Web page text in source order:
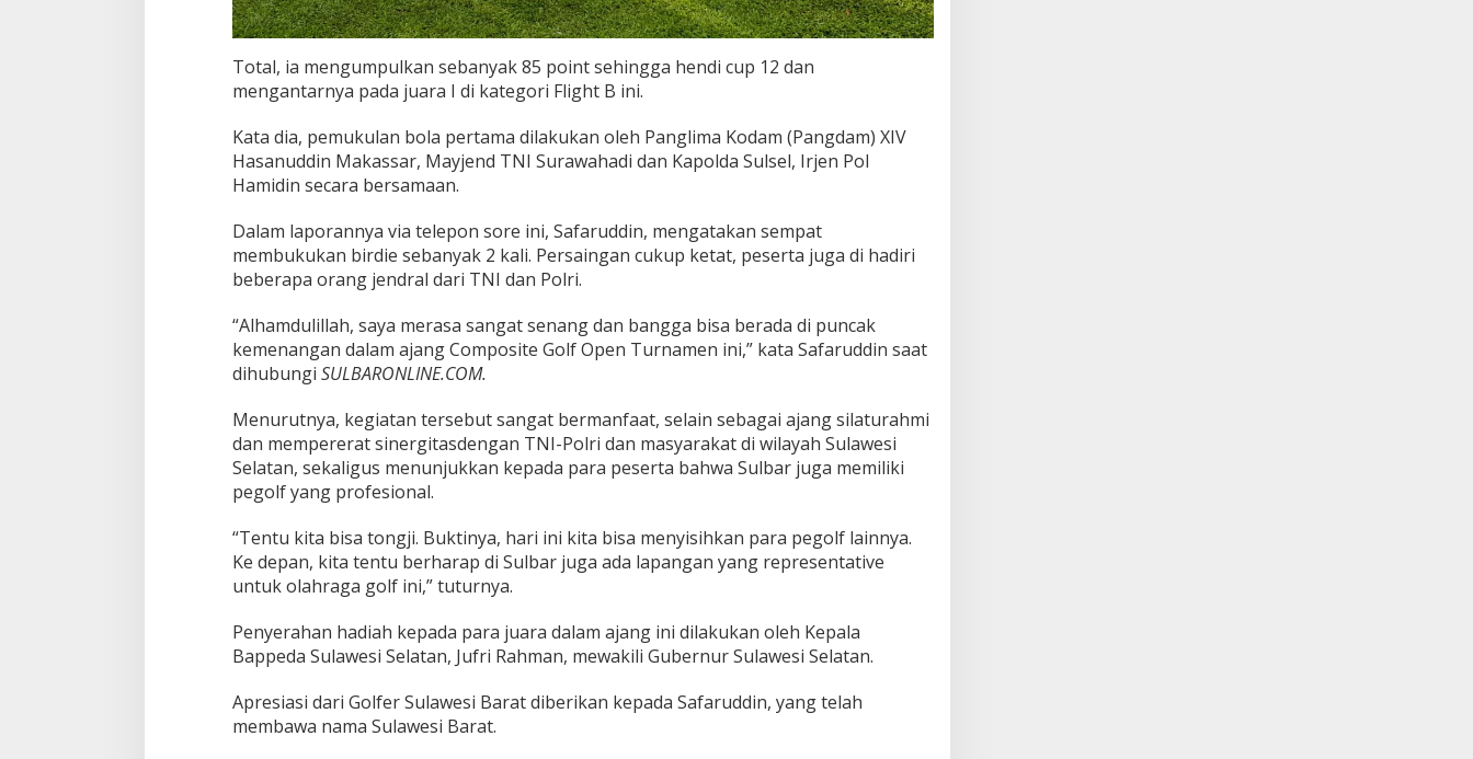
Total, ia mengumpulkan sebanyak 85 point sehingga hendi cup 12 dan
mengantarnya pada juara I di kategori Flight B ini.
Kata dia, pemukulan bola pertama dilakukan oleh Panglima Kodam (Pangdam) XIV
Hasanuddin Makassar, Mayjend TNI Surawahadi dan Kapolda Sulsel, Irjen Pol
Hamidin secara bersamaan.
Dalam laporannya via telepon sore ini, Safaruddin, mengatakan sempat
membukukan birdie sebanyak 2 kali. Persaingan cukup ketat, peserta juga di hadiri
beberapa orang jendral dari TNI dan Polri.
“Alhamdulillah, saya merasa sangat senang dan bangga bisa berada di puncak
kemenangan dalam ajang Composite Golf Open Turnamen ini,” kata Safaruddin saat
dihubungi SULBARONLINE.COM.
Menurutnya, kegiatan tersebut sangat bermanfaat, selain sebagai ajang silaturahmi
dan mempererat sinergitasdengan TNI-Polri dan masyarakat di wilayah Sulawesi
Selatan, sekaligus menunjukkan kepada para peserta bahwa Sulbar juga memiliki
pegolf yang profesional.
“Tentu kita bisa tongji. Buktinya, hari ini kita bisa menyisihkan para pegolf lainnya.
Ke depan, kita tentu berharap di Sulbar juga ada lapangan yang representative
untuk olahraga golf ini,” tuturnya.
Penyerahan hadiah kepada para juara dalam ajang ini dilakukan oleh Kepala
Bappeda Sulawesi Selatan, Jufri Rahman, mewakili Gubernur Sulawesi Selatan.
Apresiasi dari Golfer Sulawesi Barat diberikan kepada Safaruddin, yang telah
membawa nama Sulawesi Barat.